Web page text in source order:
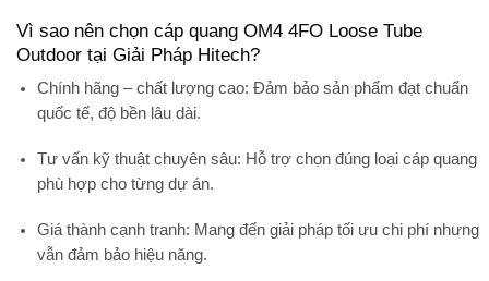
Vì sao nên chọn cáp quang OM4 4FO Loose Tube
Outdoor tại Giải Pháp Hitech?
Chính hãng – chất lượng cao: Đảm bảo sản phẩm đạt chuẩn
quốc tế, độ bền lâu dài.
Tư vấn kỹ thuật chuyên sâu: Hỗ trợ chọn đúng loại cáp quang
phù hợp cho từng dự án.
Giá thành cạnh tranh: Mang đến giải pháp tối ưu chi phí nhưng
vẫn đảm bảo hiệu năng.